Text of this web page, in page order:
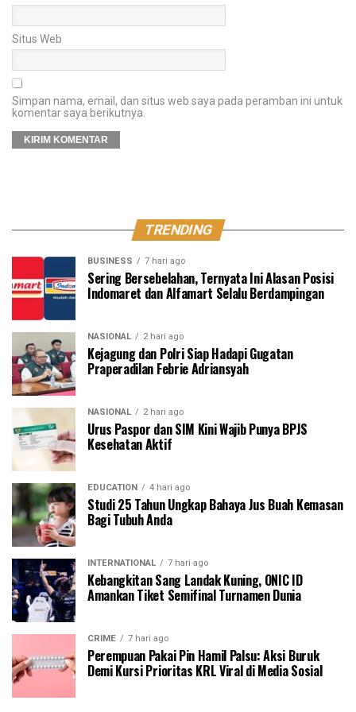
Situs Web
Simpan nama, email, dan situs web saya pada peramban ini untuk
komentar saya berikutnya.
TRENDING
BUSINESS 7 hari ago
Sering Bersebelahan, Ternyata Ini Alasan Posisi
Indomaret dan Alfamart Selalu Berdampingan
NASIONAL 2 hari ago
Kejagung dan Polri Siap Hadapi Gugatan
Praperadilan Febrie Adriansyah
NASIONAL 2 hari ago
Urus Paspor dan SIM Kini Wajib Punya BPJS
Kesehatan Aktif
EDUCATION 4 hari ago
Studi 25 Tahun Ungkap Bahaya Jus Buah Kemasan
Bagi Tubuh Anda
INTERNATIONAL 7 hari ago
Kebangkitan Sang Landak Kuning, ONIC ID
Amankan Tiket Semifinal Turnamen Dunia
CRIME 7 hari ago
Perempuan Pakai Pin Hamil Palsu: Aksi Buruk
Demi Kursi Prioritas KRL Viral di Media Sosial